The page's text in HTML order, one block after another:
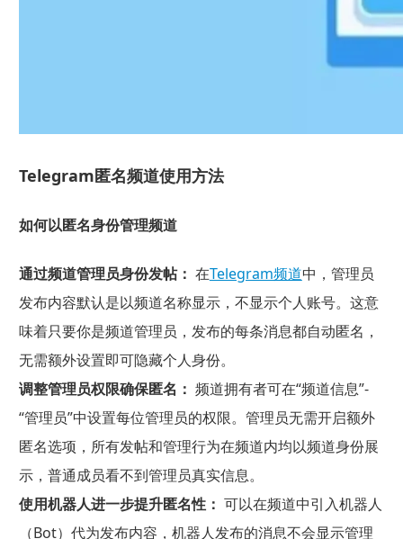
Telegram匿名频道使用方法
如何以匿名身份管理频道
通过频道管理员身份发帖： 在Telegram频道中，管理员
发布内容默认是以频道名称显示，不显示个人账号。这意
味着只要你是频道管理员，发布的每条消息都自动匿名，
无需额外设置即可隐藏个人身份。
调整管理员权限确保匿名： 频道拥有者可在“频道信息”-
“管理员”中设置每位管理员的权限。管理员无需开启额外
匿名选项，所有发帖和管理行为在频道内均以频道身份展
示，普通成员看不到管理员真实信息。
使用机器人进一步提升匿名性： 可以在频道中引入机器人
（Bot）代为发布内容，机器人发布的消息不会显示管理